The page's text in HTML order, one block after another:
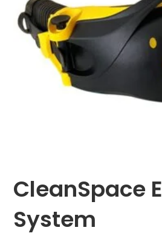
CleanSpace
System